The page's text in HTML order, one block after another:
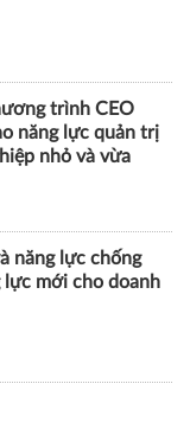
trình CEO
năng lực quản trị
nhỏ và vừa
năng lực chống
lực mới cho doanh